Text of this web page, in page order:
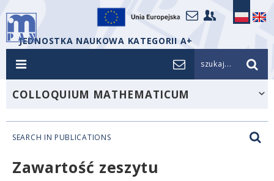
JEDNOSTKA NAUKOWA KATEGORII A+
szukaj...
COLLOQUIUM MATHEMATICUM
SEARCH IN PUBLICATIONS
Zawartość zeszytu